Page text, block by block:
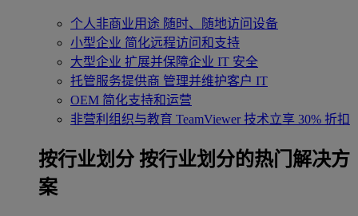
个人非商业用途 随时、随地访问设备
小型企业 简化远程访问和支持
大型企业 扩展并保障企业 IT 安全
托管服务提供商 管理并维护客户 IT
OEM 简化支持和运营
非营利组织与教育 TeamViewer 技术立享 30% 折扣
‌按行业划分 按行业划分的热门解决方
案